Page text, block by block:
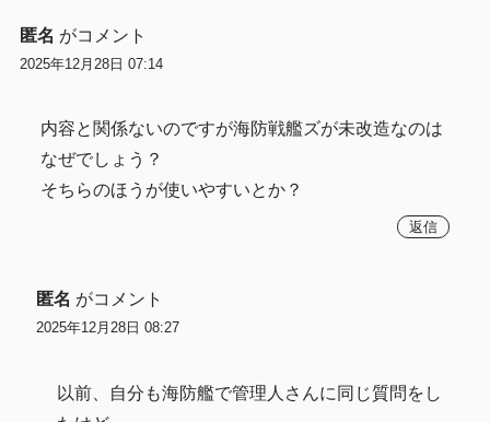
匿名 がコメント
2025年12月28日 07:14
内容と関係ないのですが海防戦艦ズが未改造なのは
なぜでしょう？
そちらのほうが使いやすいとか？
返信
匿名 がコメント
2025年12月28日 08:27
以前、自分も海防艦で管理人さんに同じ質問をし